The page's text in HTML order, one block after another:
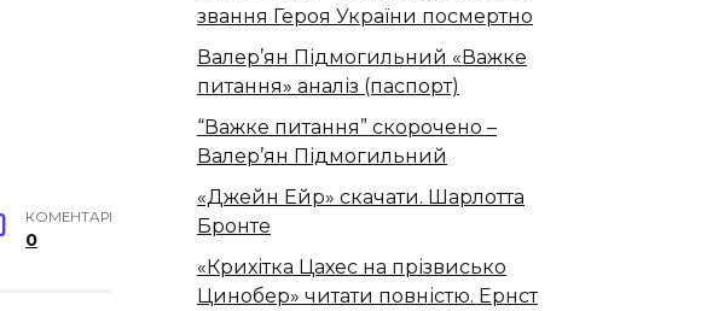
КОМЕНТАРІ
0
звання Героя України посмертно
Валер’ян Підмогильний «Важке
питання» аналіз (паспорт)
“Важке питання” скорочено –
Валер’ян Підмогильний
«Джейн Ейр» скачати. Шарлотта
Бронте
«Крихітка Цахес на прізвисько
Цинобер» читати повністю. Ернст